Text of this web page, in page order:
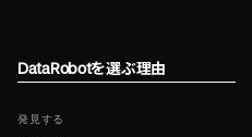
DataRobotを選ぶ理由
発見する